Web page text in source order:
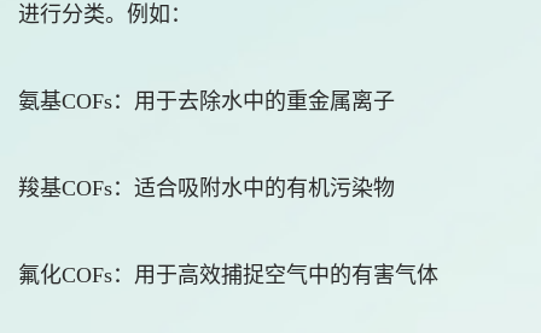
进行分类。例如：
氨基COFs：用于去除水中的重金属离子
羧基COFs：适合吸附水中的有机污染物
氟化COFs：用于高效捕捉空气中的有害气体